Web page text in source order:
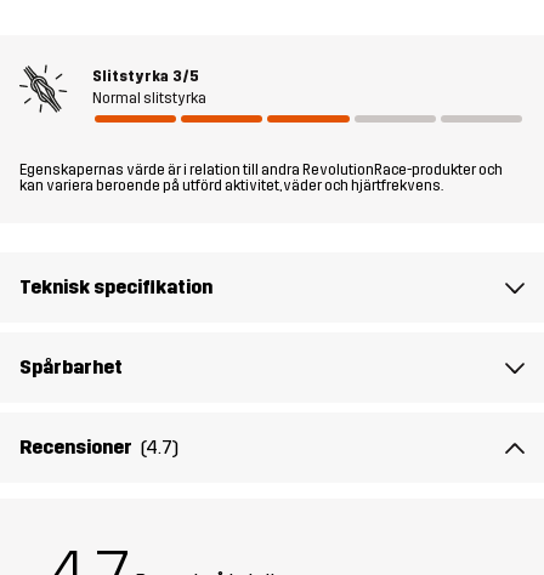
att hålla dina småprylar säkra och lättillgängliga. Dessa shorts är
det perfekta valet för vandringar i varmt väder, svalkande simturer
Polyester
Slitstyrka 3/5
Normal slitstyrka
Egenskapernas värde är i relation till andra RevolutionRace-produkter och
kan variera beroende på utförd aktivitet, väder och hjärtfrekvens.
Teknisk specifikation
Spårbarhet
Recensioner (4.7)